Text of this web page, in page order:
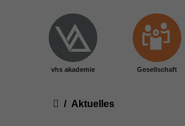
vhs akademie Gesellschaft
Aktuelles